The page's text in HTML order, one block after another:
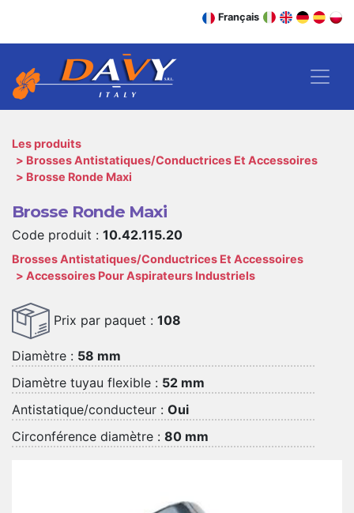
Français
Les produits
Brosses Antistatiques/Conductrices Et Accessoires
Brosse Ronde Maxi
Brosse Ronde Maxi
Code produit : 10.42.115.20
Brosses Antistatiques/Conductrices Et Accessoires
Accessoires Pour Aspirateurs Industriels
Prix par paquet : 108
Diamètre : 58 mm
Diamètre tuyau flexible : 52 mm
Antistatique/conducteur : Oui
Circonférence diamètre : 80 mm